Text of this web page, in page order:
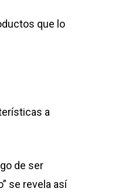
que lo
a
de ser
se revela así